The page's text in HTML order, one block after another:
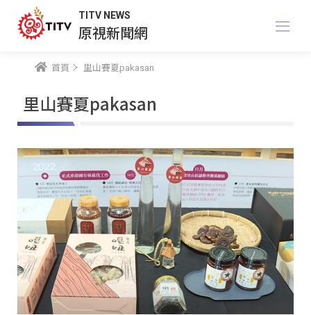
TITV NEWS
原視新聞網
首頁 里山賽夏pakasan
里山賽夏pakasan